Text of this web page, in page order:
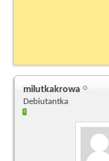
milutkakrowa
Debiutantka